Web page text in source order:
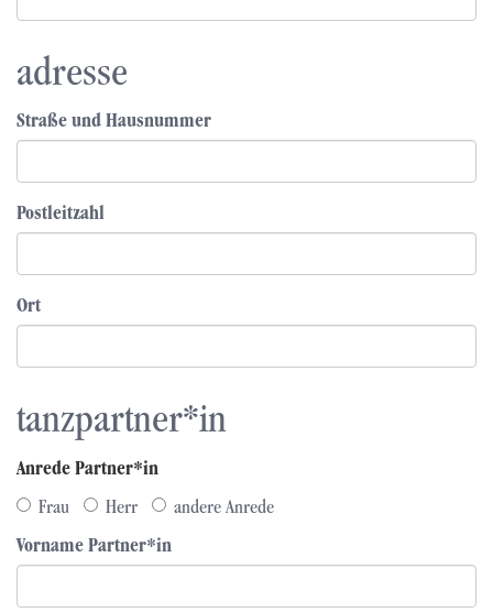
adresse
Straße und Hausnummer
Postleitzahl
Ort
tanzpartner*in
Anrede Partner*in
Frau
Herr
andere Anrede
Vorname Partner*in